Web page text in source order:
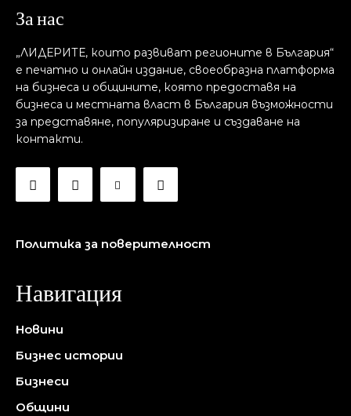
За нас
„ЛИДЕРИТЕ, които развиват регионите в България“
е печатно и онлайн издание, своеобразна платформа
на бизнеса и общините, която предоставя на
бизнесa и местната власт в България възможности
за представяне, популяризиране и създаване на
контакти.
Политика за поверителност
Навигация
Новини
Бизнес истории
Бизнеси
Общини